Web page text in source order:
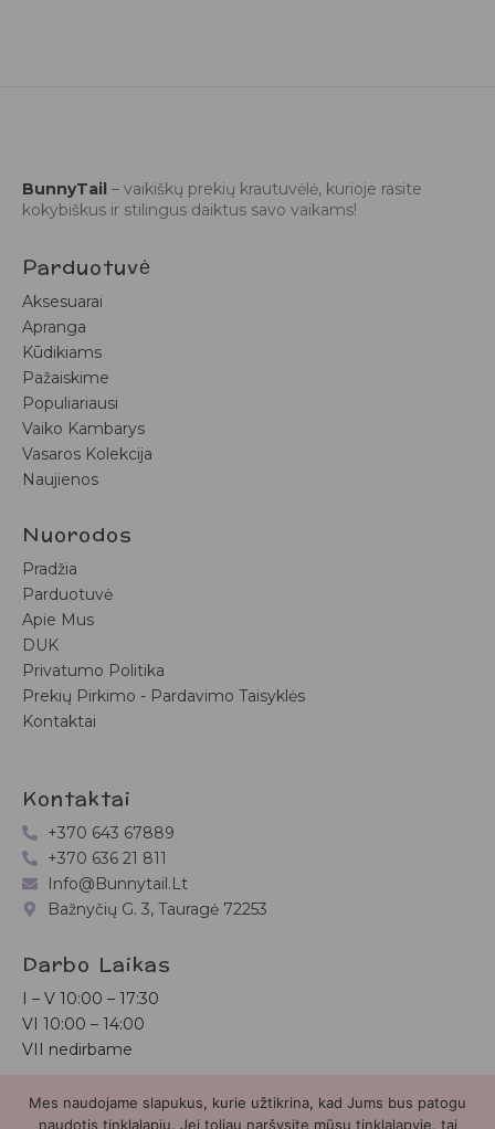
BunnyTail – vaikiškų prekių krautuvėlė, kurioje rasite
kokybiškus ir stilingus daiktus savo vaikams!
Parduotuvė
Aksesuarai
Apranga
Kūdikiams
Pažaiskime
Populiariausi
Vaiko Kambarys
Vasaros Kolekcija
Naujienos
Nuorodos
Pradžia
Parduotuvė
Apie Mus
DUK
Privatumo Politika
Prekių Pirkimo - Pardavimo Taisyklės
Kontaktai
Kontaktai
+370 643 67889
+370 636 21 811
Info@bunnytail.lt
Bažnyčių G. 3, Tauragė 72253
Darbo Laikas
I – V 10:00 – 17:30
VI 10:00 – 14:00
VII nedirbame
Bunnytail.lt| Copyright 2026 | Svetainė sukurtaMyra.lt
Mes naudojame slapukus, kurie užtikrina, kad Jums bus patogu
naudotis tinklalapiu. Jei toliau naršysite mūsų tinklalapyje, tai